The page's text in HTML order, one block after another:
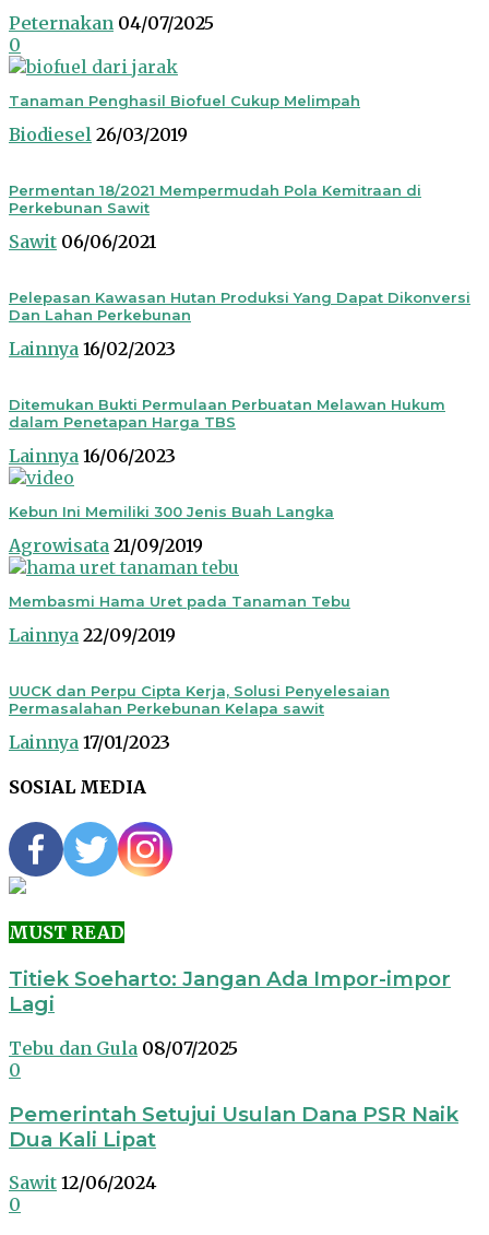
Peternakan 04/07/2025
0
Tanaman Penghasil Biofuel Cukup Melimpah
Biodiesel 26/03/2019
Permentan 18/2021 Mempermudah Pola Kemitraan di
Perkebunan Sawit
Sawit 06/06/2021
Pelepasan Kawasan Hutan Produksi Yang Dapat Dikonversi
Dan Lahan Perkebunan
Lainnya 16/02/2023
Ditemukan Bukti Permulaan Perbuatan Melawan Hukum
dalam Penetapan Harga TBS
Lainnya 16/06/2023
Kebun Ini Memiliki 300 Jenis Buah Langka
Agrowisata 21/09/2019
Membasmi Hama Uret pada Tanaman Tebu
Lainnya 22/09/2019
UUCK dan Perpu Cipta Kerja, Solusi Penyelesaian
Permasalahan Perkebunan Kelapa sawit
Lainnya 17/01/2023
SOSIAL MEDIA
MUST READ
Titiek Soeharto: Jangan Ada Impor-impor
Lagi
Tebu dan Gula 08/07/2025
0
Pemerintah Setujui Usulan Dana PSR Naik
Dua Kali Lipat
Sawit 12/06/2024
0